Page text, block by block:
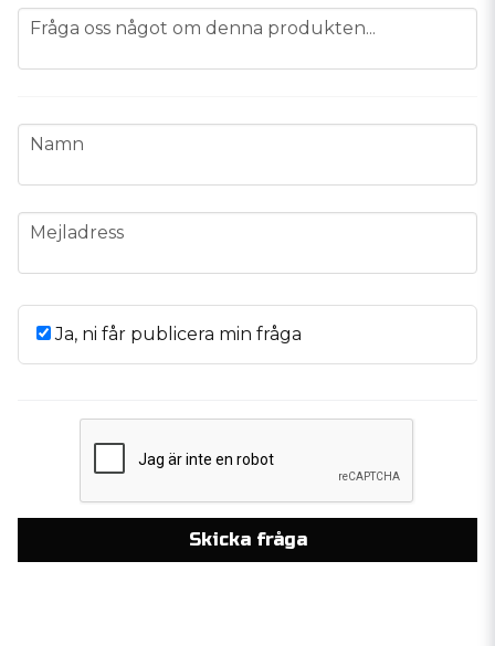
question
Fråga oss något om denna produkten...
name
Namn
email
Mejladress
Ja, ni får publicera min fråga
Skicka fråga